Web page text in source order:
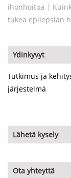
ihonhoitoa |
tukea epilepsian
Ydinkyvyt
Tutkimus ja
järjestelmä
Lähetä kysely
Ota yhteyttä